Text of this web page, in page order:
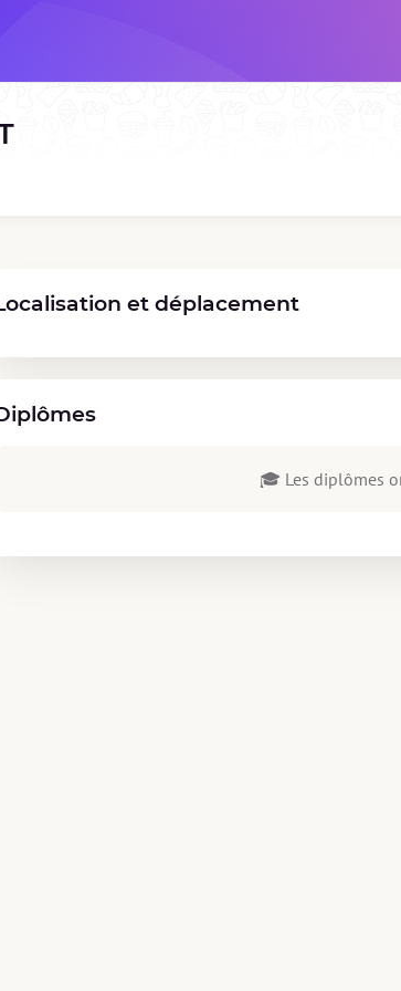
et déplacement
🎓 Les diplômes